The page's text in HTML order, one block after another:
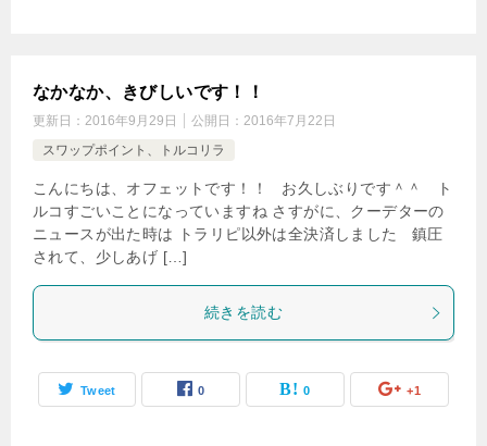
なかなか、きびしいです！！
更新日： 2016年9月29日 公開日： 2016年7月22日
スワップポイント、トルコリラ
こんにちは、オフェットです！！ お久しぶりです＾＾ ト
ルコすごいことになっていますね さすがに、クーデターの
ニュースが出た時は トラリピ以外は全決済しました 鎮圧
されて、少しあげ […]
続きを読む
Tweet 0 0 +1